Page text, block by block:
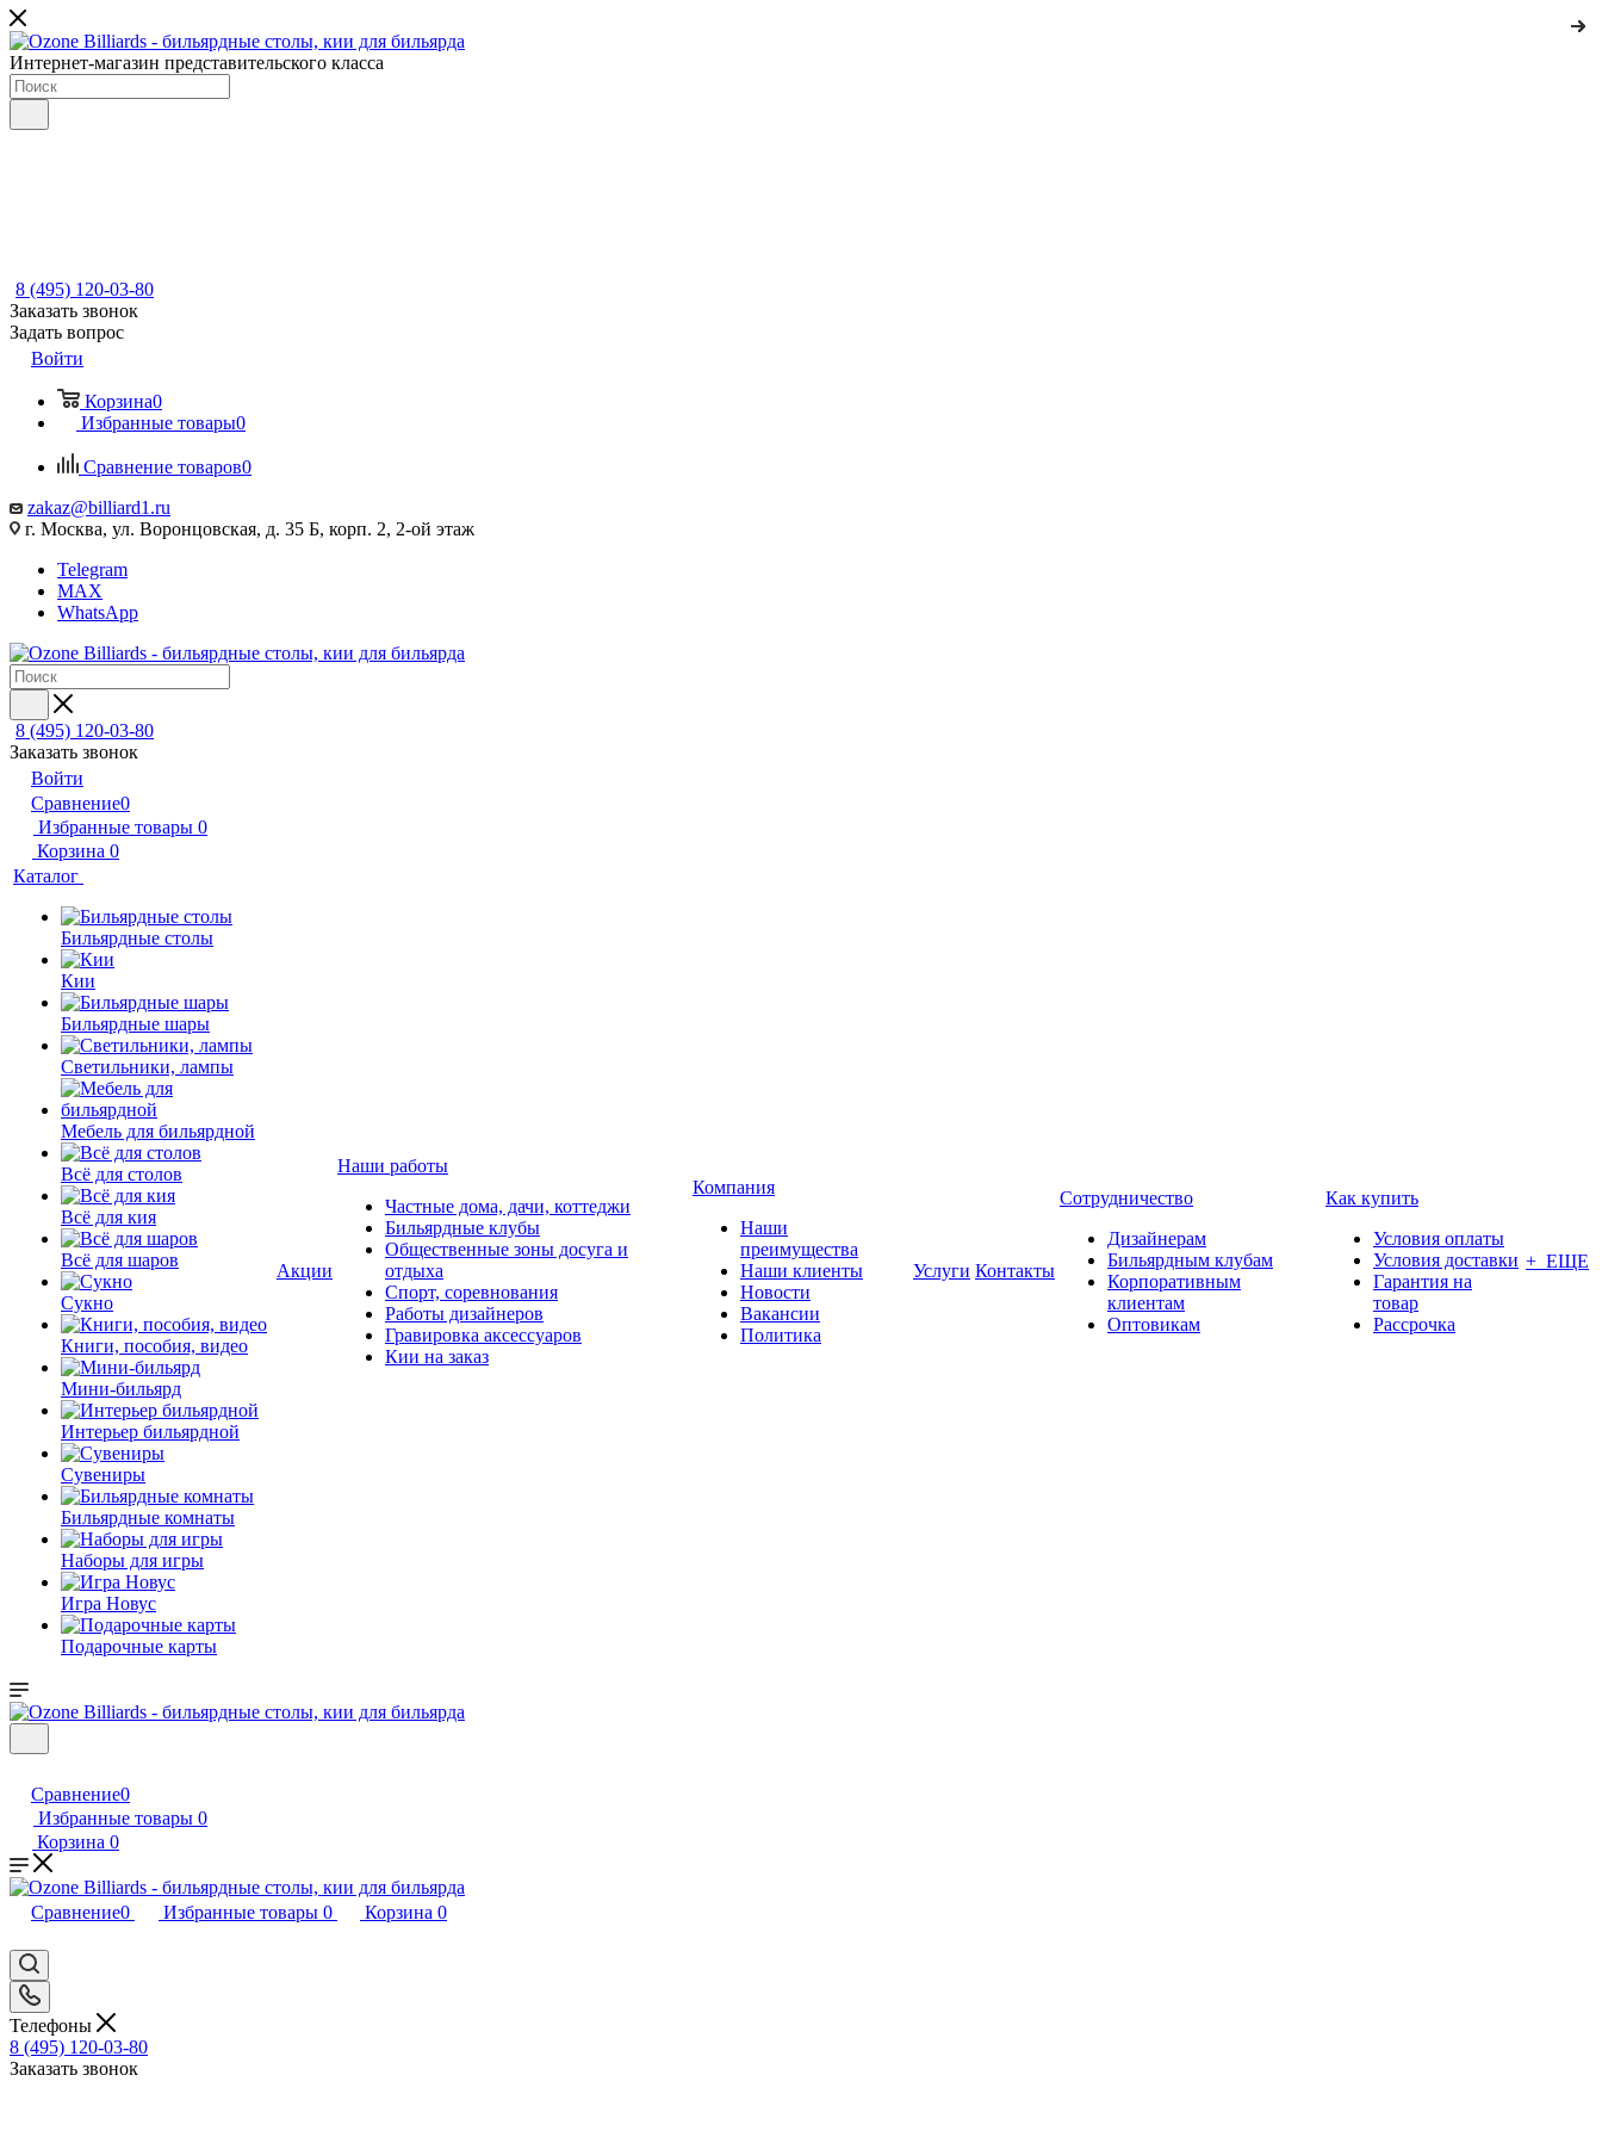
Интернет-магазин представительского класса
8 (495) 120-03-80
Заказать звонок
Задать вопрос
Войти
Корзина0
Избранные товары0
Сравнение товаров0
zakaz@billiard1.ru
г. Москва, ул. Воронцовская, д. 35 Б, корп. 2, 2-ой этаж
Telegram
MAX
WhatsApp
8 (495) 120-03-80
Заказать звонок
Войти
Сравнение0
Избранные товары 0
Корзина 0
Каталог
Бильярдные столы
Кии
Бильярдные шары
Светильники, лампы
Мебель для бильярдной
Всё для столов
Всё для кия
Всё для шаров
Сукно
Книги, пособия, видео
Мини-бильярд
Интерьер бильярдной
Сувениры
Бильярдные комнаты
Наборы для игры
Игра Новус
Подарочные карты
Акции
Наши работы
Частные дома, дачи, коттеджи
Бильярдные клубы
Общественные зоны досуга и
отдыха
Спорт, соревнования
Работы дизайнеров
Гравировка аксессуаров
Кии на заказ
Компания
Наши
преимущества
Наши клиенты
Новости
Вакансии
Политика
Услуги Контакты
Сотрудничество
Дизайнерам
Бильярдным клубам
Корпоративным
клиентам
Оптовикам
Как купить
Условия оплаты
Условия доставки
Гарантия на
товар
Рассрочка
+ ЕЩЕ
Сравнение0
Избранные товары 0
Корзина 0
Сравнение0 Избранные товары 0 Корзина 0
Телефоны
8 (495) 120-03-80
Заказать звонок